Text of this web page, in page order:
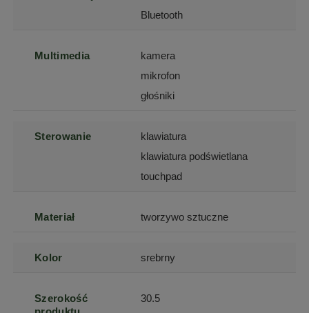
Bluetooth
Multimedia
kamera
mikrofon
głośniki
Sterowanie
klawiatura
klawiatura podświetlana
touchpad
Materiał tworzywo sztuczne
Kolor srebrny
Szerokość
30.5